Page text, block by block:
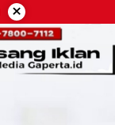
×